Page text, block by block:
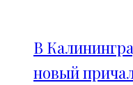
В
новый